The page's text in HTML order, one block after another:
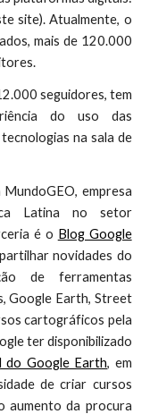
site). Atualmente, o
mais de 120.000
seguidores, tem
do uso das
na sala de
empresa
Latina no setor
é o Blog Google
novidades do
de ferramentas
Google Earth, Street
cartográficos pela
ter disponibilizado
do Google Earth, em
de criar cursos
aumento da procura